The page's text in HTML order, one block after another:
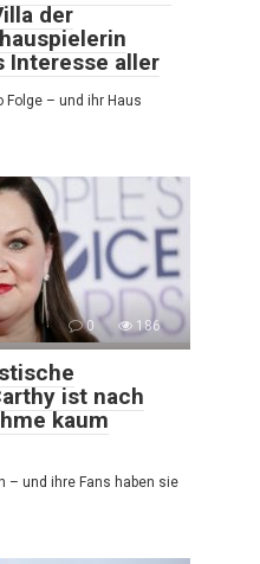
der
Interesse aller
Folge – und ihr Haus
0 186
ist nach
kaum
– und ihre Fans haben sie